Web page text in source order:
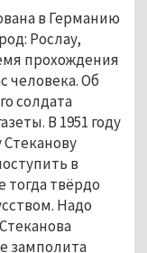
в Германию
Рослау,
прохождения
человека. Об
солдата
В 1951 году
в
твёрдо
Надо
замполита